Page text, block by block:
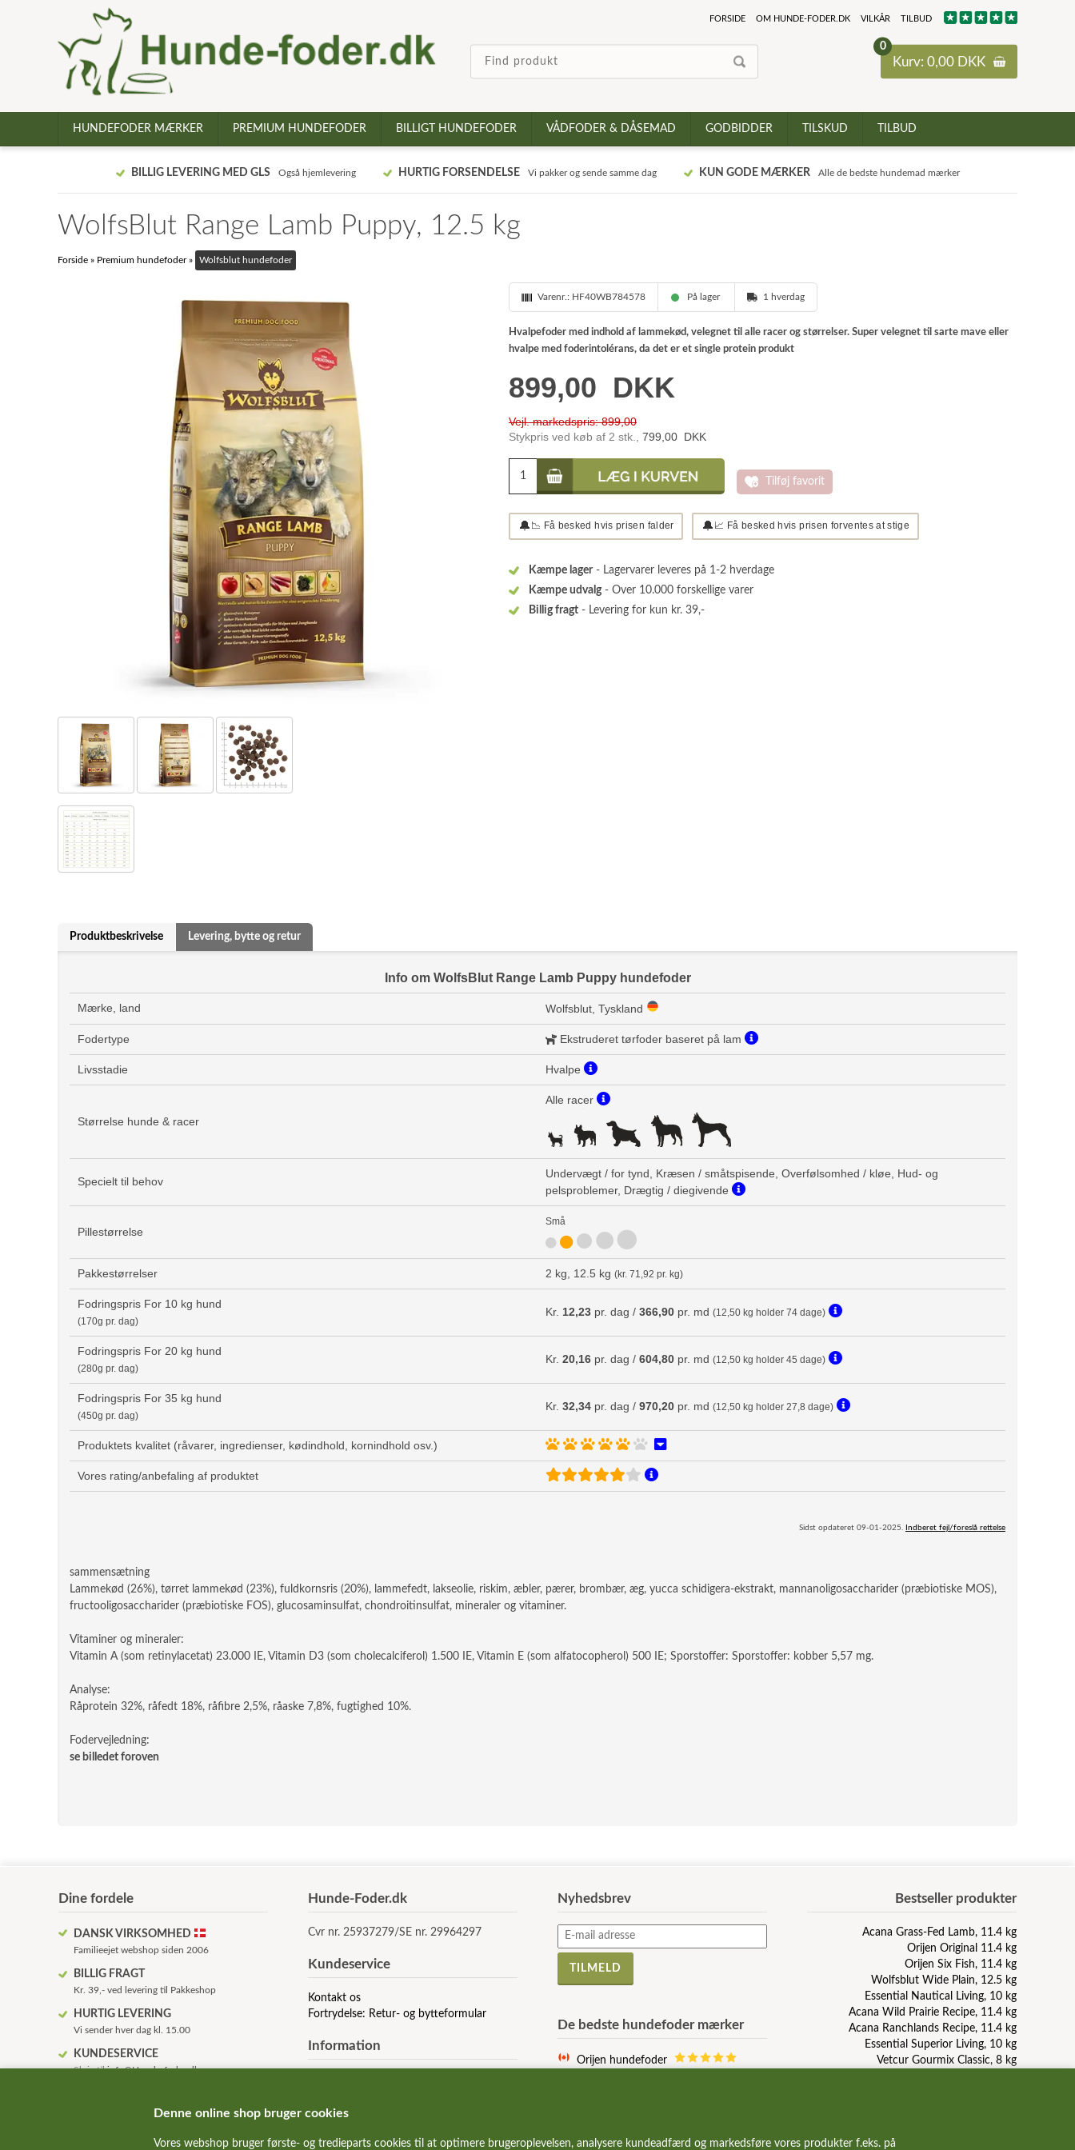
Denne online shop bruger cookies
Vores webshop bruger første- og tredieparts cookies til at optimere brugeroplevelsen, analysere kundeadfærd og markedsføre vores produkter f.eks. på
0
Kurv: 0,00 DKK
FORSIDE OM HUNDE-FODER.DK VILKÅR TILBUD
HUNDEFODER MÆRKER PREMIUM HUNDEFODER BILLIGT HUNDEFODER VÅDFODER & DÅSEMAD GODBIDDER TILSKUD TILBUD
BILLIG LEVERING MED GLS Også hjemlevering HURTIG FORSENDELSE Vi pakker og sende samme dag KUN GODE MÆRKER Alle de bedste hundemad mærker
WolfsBlut Range Lamb Puppy, 12.5 kg
Forside » Premium hundefoder» Wolfsblut hundefoder
Varenr.: HF40WB784578 På lager 1 hverdag
Hvalpefoder med indhold af lammekød, velegnet til alle racer og størrelser. Super velegnet til sarte mave eller
hvalpe med foderintolérans, da det er et single protein produkt
899,00 DKK
Vejl. markedspris: 899,00
Stykpris ved køb af 2 stk., 799,00 DKK
Tilføj favorit
🔔 📉 Få besked hvis prisen falder 🔔 📈 Få besked hvis prisen forventes at stige
Kæmpe lager - Lagervarer leveres på 1-2 hverdage
Kæmpe udvalg- Over 10.000 forskellige varer
Billig fragt - Levering for kun kr. 39,-
Produktbeskrivelse Levering, bytte og retur
Info om WolfsBlut Range Lamb Puppy hundefoder
Mærke, land Wolfsblut, Tyskland
Fodertype Ekstruderet tørfoder baseret på lam
Livsstadie Hvalpe
Størrelse hunde & racer
Alle racer
Specielt til behov
Undervægt / for tynd, Kræsen / småtspisende, Overfølsomhed / kløe, Hud- og
pelsproblemer, Drægtig / diegivende
Pillestørrelse
Små
Pakkestørrelser 2 kg, 12.5 kg (kr. 71,92 pr. kg)
Fodringspris For 10 kg hund
(170g pr. dag)
Kr. 12,23 pr. dag / 366,90 pr. md (12,50 kg holder 74 dage)
Fodringspris For 20 kg hund
(280g pr. dag)
Kr. 20,16 pr. dag / 604,80 pr. md (12,50 kg holder 45 dage)
Fodringspris For 35 kg hund
(450g pr. dag)
Kr. 32,34 pr. dag / 970,20 pr. md (12,50 kg holder 27,8 dage)
Produktets kvalitet (råvarer, ingredienser, kødindhold, kornindhold osv.)
Vores rating/anbefaling af produktet
Sidst opdateret 09-01-2025. Indberet fejl/foreslå rettelse
sammensætning
Lammekød (26%), tørret lammekød (23%), fuldkornsris (20%), lammefedt, lakseolie, riskim, æbler, pærer, brombær, æg, yucca schidigera-ekstrakt, mannanoligosaccharider (præbiotiske MOS),
fructooligosaccharider (præbiotiske FOS), glucosaminsulfat, chondroitinsulfat, mineraler og vitaminer.
Vitaminer og mineraler:
Vitamin A (som retinylacetat) 23.000 IE, Vitamin D3 (som cholecalciferol) 1.500 IE, Vitamin E (som alfatocopherol) 500 IE; Sporstoffer: Sporstoffer: kobber 5,57 mg.
Analyse:
Råprotein 32%, råfedt 18%, råfibre 2,5%, råaske 7,8%, fugtighed 10%.
Fodervejledning:
se billedet foroven
Dine fordele
DANSK VIRKSOMHED
Familieejet webshop siden 2006
BILLIG FRAGT
Kr. 39,- ved levering til Pakkeshop
HURTIG LEVERING
Vi sender hver dag kl. 15.00
KUNDESERVICE
Skriv tilinfo@Hunde-foder.dk
Alle de bedste hundemad mærker
Hunde-Foder.dk
Cvr nr. 25937279/SE nr. 29964297
Kundeservice
Kontakt os
Fortrydelse: Retur- og bytteformular
Information
Anvendelse af Cookies
Rabatkoder og gode tilbud
Nyhedsbrev
De bedste hundefoder mærker
Orijen hundefoder
Bestseller produkter
Acana Grass-Fed Lamb, 11.4 kg
Orijen Original 11.4 kg
Orijen Six Fish, 11.4 kg
Wolfsblut Wide Plain, 12.5 kg
Essential Nautical Living, 10 kg
Acana Wild Prairie Recipe, 11.4 kg
Acana Ranchlands Recipe, 11.4 kg
Essential Superior Living, 10 kg
Vetcur Gourmix Classic, 8 kg
Taste Of The Wild Pacific Stream, 12.2 kg